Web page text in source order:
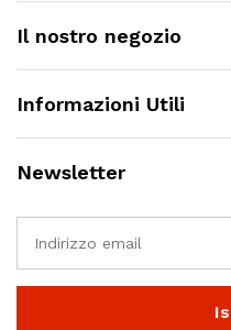
Il nostro negozio
Informazioni Utili
Newsletter